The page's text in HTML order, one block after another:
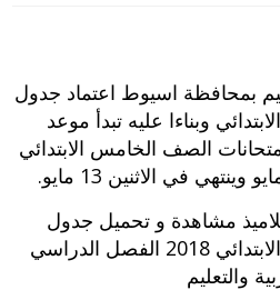
بمحافظة اسيوط اعتماد جدول
وبناءا عليه تبدأ موعد
الصف الخامس الابتدائي
مشاهدة و تحميل جدول
امتحانات الصف الخامس الابتدائي 2018 الفصل الدراسي
والتعليم